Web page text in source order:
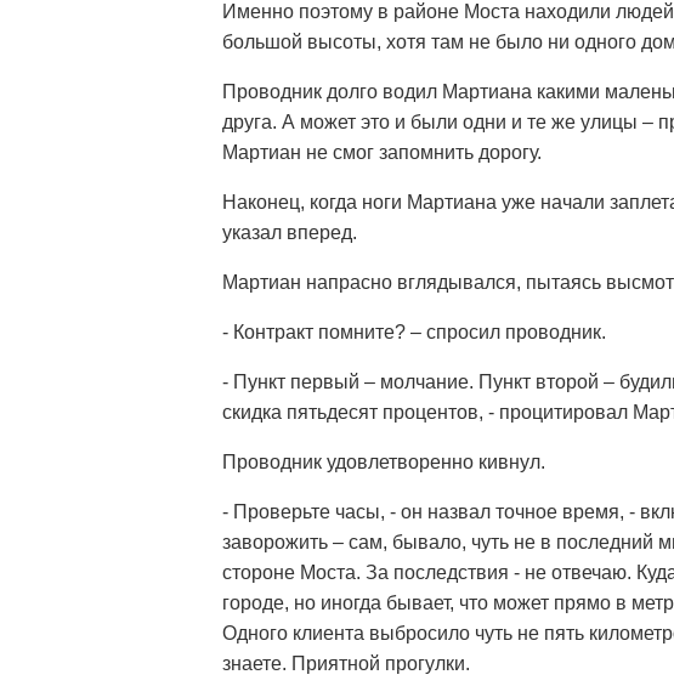
Именно поэтому в районе Моста находили
большой высоты, хотя там не было ни одного
Проводник долго водил Мартиана какими
друга. А может это и были одни и те же улицы –
Мартиан не смог запомнить дорогу.
Наконец, когда ноги Мартиана уже начали
указал вперед.
Мартиан напрасно вглядывался, пытаясь
- Контракт помните? – спросил проводник.
- Пункт первый – молчание. Пункт второй –
скидка пятьдесят процентов, - процитировал
Проводник удовлетворенно кивнул.
- Проверьте часы, - он назвал точное время, -
заворожить – сам, бывало, чуть не в последний
стороне Моста. За последствия - не отвечаю.
городе, но иногда бывает, что может прямо в
Одного клиента выбросило чуть не пять
знаете. Приятной прогулки.